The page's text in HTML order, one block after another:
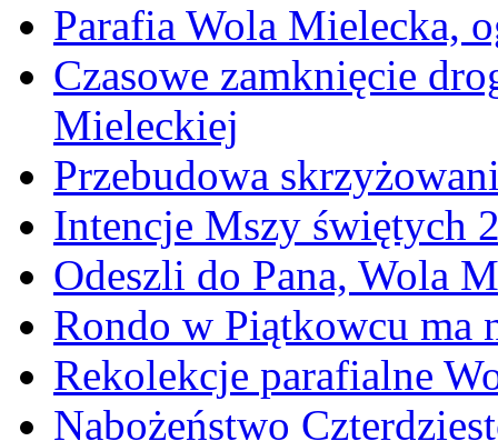
Parafia Wola Mielecka,
Czasowe zamknięcie
Mieleckiej
Przebudowa
Intencje Mszy świętych
Odeszli do Pana, Wola
Rondo w Piątkowcu ma
Rekolekcje parafialne
Nabożeństwo